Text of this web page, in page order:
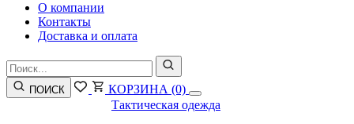
О компании
Контакты
Доставка и оплата
ПОИСК КОРЗИНА (0)
Тактическая одежда